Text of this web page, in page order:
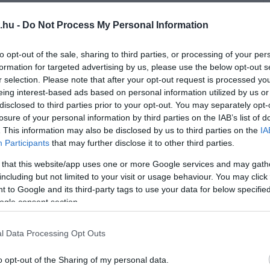
- Do Not Process My Personal Information
opt-out of the sale, sharing to third parties, or processing of your
for targeted advertising by us, please use the below opt-out
selection. Please note that after your opt-out request is processed
interest-based ads based on personal information utilized by us
to third parties prior to your opt-out. You may separately
of your personal information by third parties on the IAB’s list of
This information may also be disclosed by us to third parties on the
Participants that may further disclose it to other third parties.
that this website/app uses one or more Google services and may
but not limited to your visit or usage behaviour. You may
to Google and its third-party tags to use your data for below
consent section.
Data Processing Opt Outs
opt-out of the Sharing of my personal data.
a selejtezési bizottság 2025
épületében található fogadópultot. A
tartott igényt a pultra, annak sérülés
pedig műszakilag nem volt
megsemmisítését javasolták. A
jóvá.